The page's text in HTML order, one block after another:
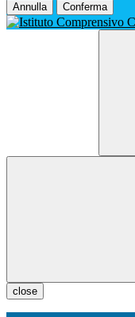
Annulla Conferma
close